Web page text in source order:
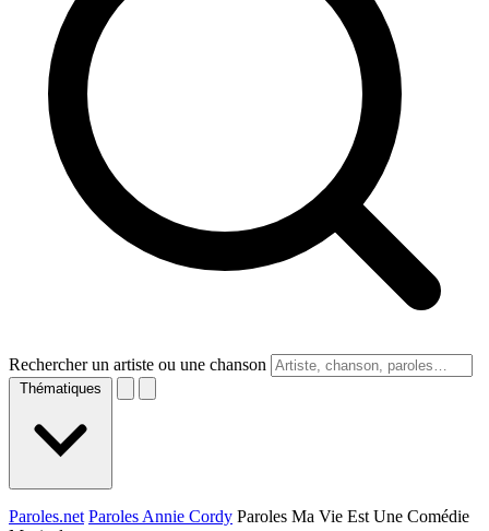
Rechercher un artiste ou une chanson
Thématiques
Paroles.net Paroles Annie Cordy Paroles Ma Vie Est Une Comédie